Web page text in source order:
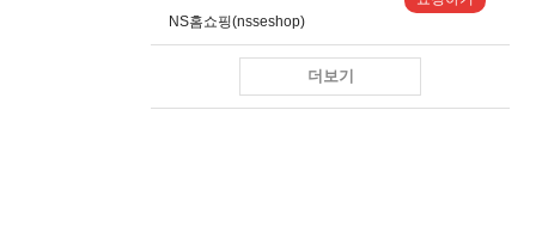
NS홈쇼핑(nsseshop)
더보기